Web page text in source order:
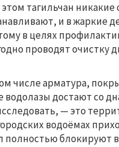
тагильчан никакие
и в жаркие
в целях
проводят очистку
числе арматура,
достают со
— это
водоёмах
полностью блокируют